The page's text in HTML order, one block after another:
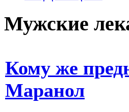
Мужские
Кому же
Маранол